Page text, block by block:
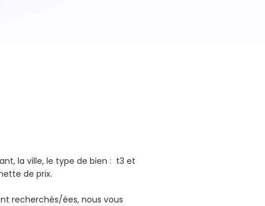
la ville, le type de bien : t3 et
de prix.
recherchés/ées, nous vous